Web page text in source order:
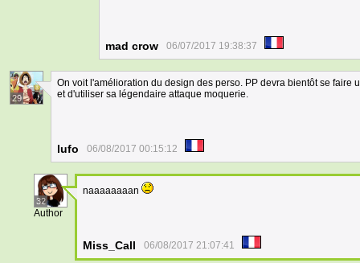
mad crow 06/07/2017 19:38:37
29
On voit l'amélioration du design des perso. PP devra bientôt se
et d'utiliser sa légendaire attaque moquerie.
lufo 06/08/2017 00:15:12
32
Author
naaaaaaaan
Miss_Call 06/08/2017 21:07:41